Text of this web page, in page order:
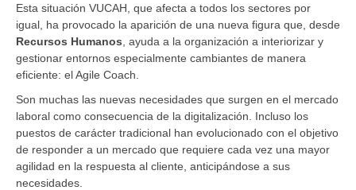
Esta situación VUCAH, que afecta a todos los sectores por
igual, ha provocado la aparición de una nueva figura que, desde
Recursos Humanos , ayuda a la organización a interiorizar y
gestionar entornos especialmente cambiantes de manera
eficiente: el Agile Coach.
Son muchas las nuevas necesidades que surgen en el mercado
laboral como consecuencia de la digitalización. Incluso los
puestos de carácter tradicional han evolucionado con el objetivo
de responder a un mercado que requiere cada vez una mayor
agilidad en la respuesta al cliente, anticipándose a sus
necesidades.